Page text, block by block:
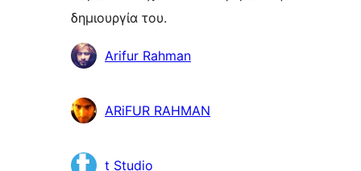
δημιουργία του.
Συντελεστές
Arifur Rahman
ARiFUR RAHMAN
t Studio